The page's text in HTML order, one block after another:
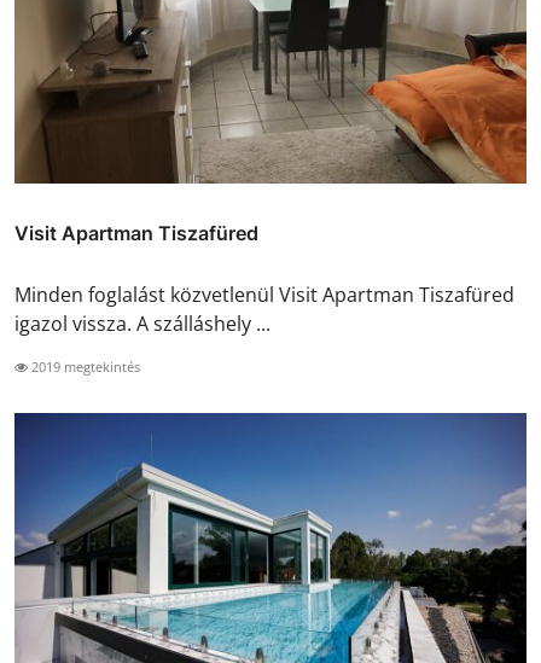
Visit Apartman Tiszafüred
Minden foglalást közvetlenül Visit Apartman Tiszafüred
igazol vissza. A szálláshely ...
2019 megtekintés